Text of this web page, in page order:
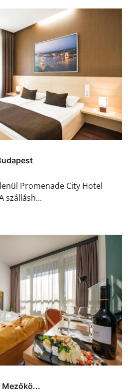
Promenade City Hotel
szállásh...
Mezőkö...